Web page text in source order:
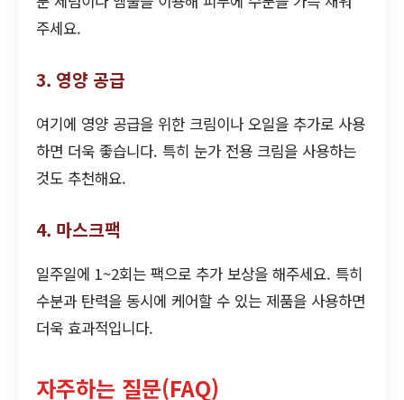
주세요.
3. 영양 공급
여기에 영양 공급을 위한 크림이나 오일을 추가로 사용
하면 더욱 좋습니다. 특히 눈가 전용 크림을 사용하는
것도 추천해요.
4. 마스크팩
일주일에 1~2회는 팩으로 추가 보상을 해주세요. 특히
수분과 탄력을 동시에 케어할 수 있는 제품을 사용하면
더욱 효과적입니다.
자주하는 질문(FAQ)